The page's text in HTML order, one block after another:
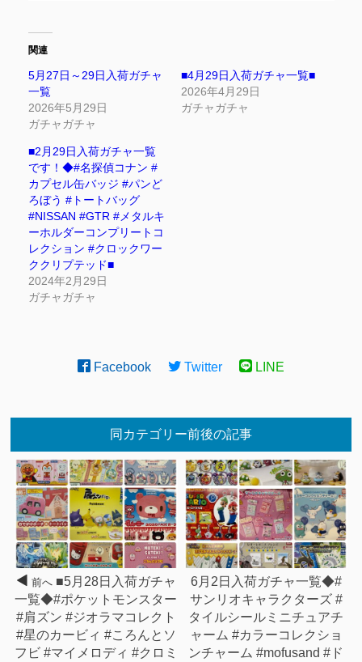
関連
5月27日～29日入荷ガチャ
一覧
2026年5月29日
ガチャガチャ
■4月29日入荷ガチャ一覧■
2026年4月29日
ガチャガチャ
■2月29日入荷ガチャ一覧
です！◆#名探偵コナン #
カプセル缶バッジ #パンど
ろぼう #トートバッグ
#NISSAN #GTR #メタルキ
ーホルダーコンプリートコ
レクション #クロックワー
ククリプテッド■
2024年2月29日
ガチャガチャ
Facebook Twitter LINE
同カテゴリー前後の記事
前へ ■5月28日入荷ガチャ
一覧◆#ポケットモンスター
#肩ズン #ジオラマコレクト
#星のカービィ #ころんとソ
フビ #マイメロディ #クロミ
6月2日入荷ガチャ一覧◆#
サンリオキャラクターズ #
タイルシールミニチュアチ
ャーム #カラーコレクショ
ンチャーム #mofusand #ド